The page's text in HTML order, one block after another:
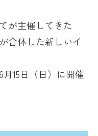
が主催してきた
合体した新しいイ
月15日（日）に開催